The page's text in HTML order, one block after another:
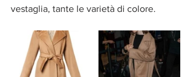
vestaglia, tante le varietà di colore.